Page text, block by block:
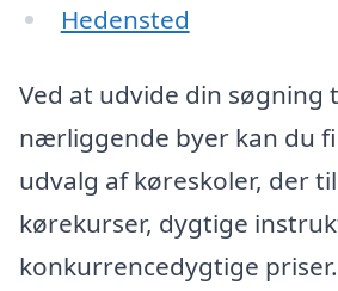
Hedensted
Ved at udvide din søgning
nærliggende byer kan du
udvalg af køreskoler, der
kørekurser, dygtige
konkurrencedygtige